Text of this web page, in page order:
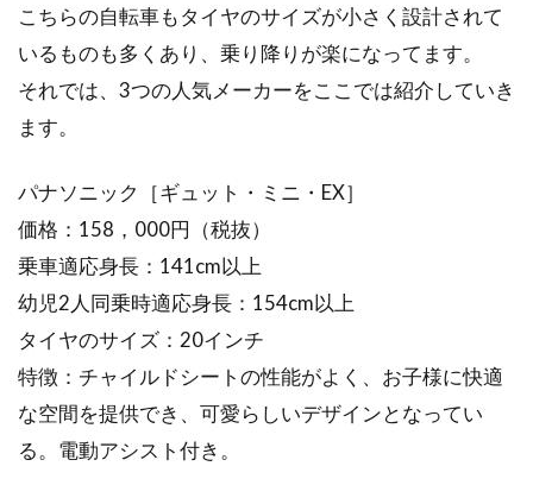
こちらの自転車もタイヤのサイズが小さく設計されて
いるものも多くあり、乗り降りが楽になってます。
それでは、3つの人気メーカーをここでは紹介していき
ます。
パナソニック［ギュット・ミニ・EX］
価格：158，000円（税抜）
乗車適応身長：141cm以上
幼児2人同乗時適応身長：154cm以上
タイヤのサイズ：20インチ
特徴：チャイルドシートの性能がよく、お子様に快適
な空間を提供でき、可愛らしいデザインとなってい
る。電動アシスト付き。